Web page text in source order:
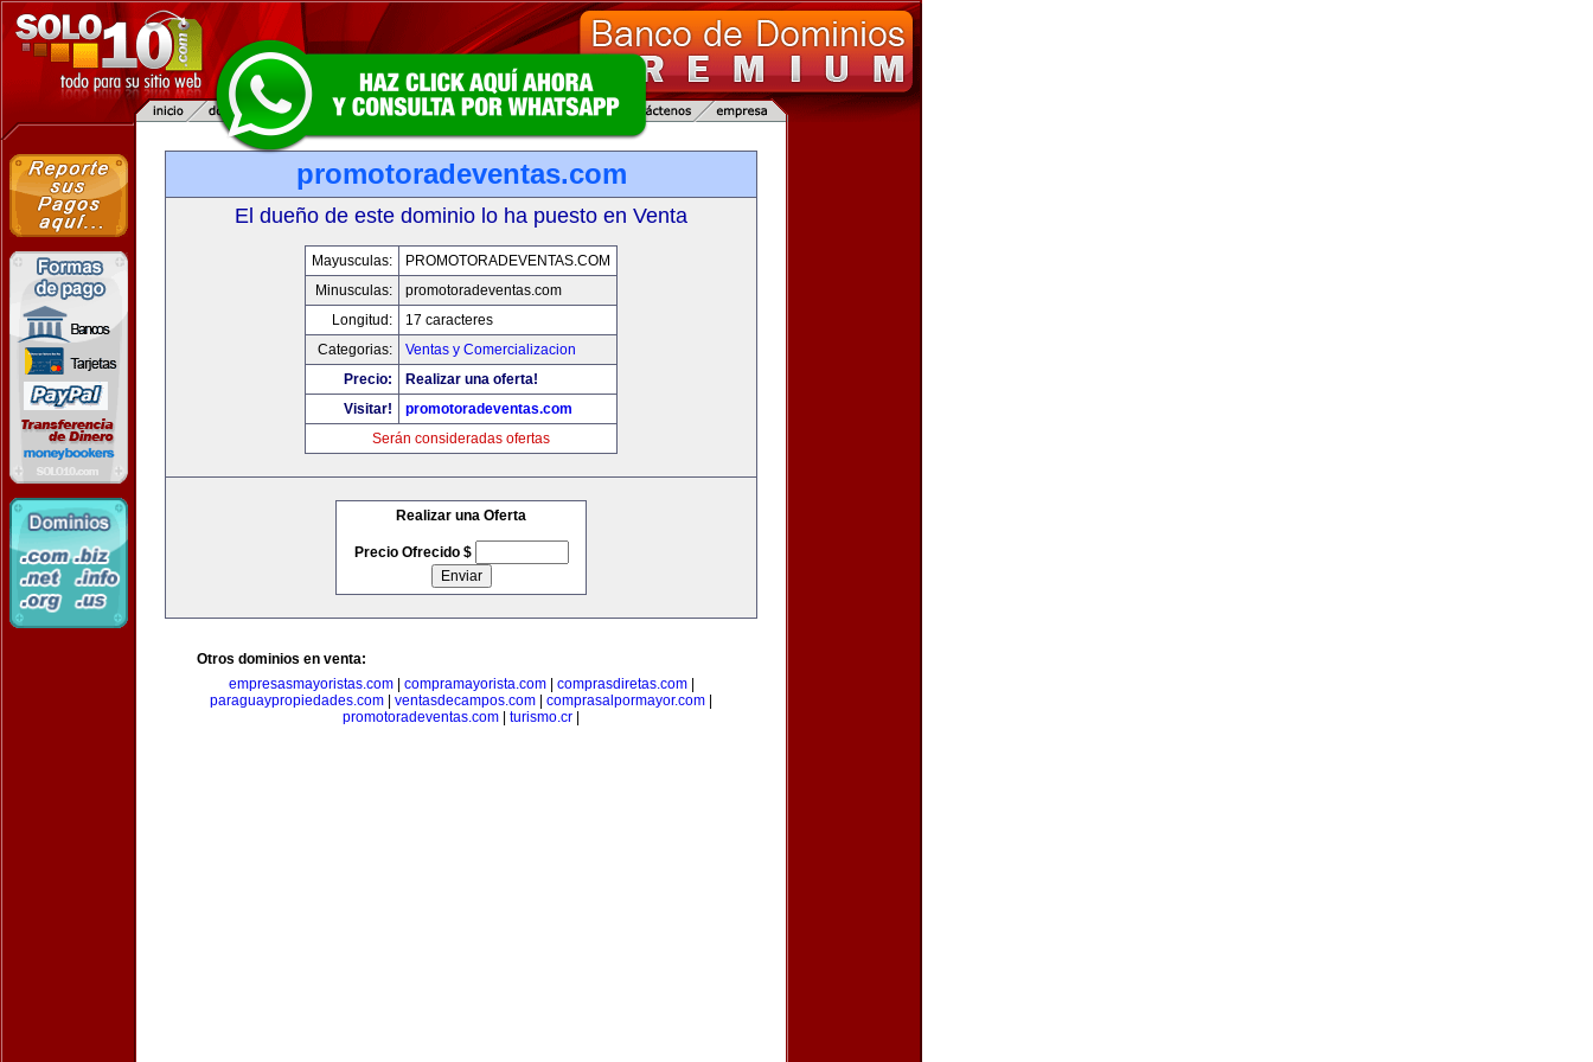
promotoradeventas.com
El dueño de este dominio lo ha puesto en Venta
Mayusculas:
PROMOTORADEVENTAS.COM
Minusculas:
promotoradeventas.com
Longitud:
17 caracteres
Categorias:
Ventas y Comercializacion
Precio:
Realizar una oferta!
Visitar!
promotoradeventas.com
Serán consideradas ofertas
Realizar una Oferta
Precio Ofrecido $
Otros dominios en venta:
empresasmayoristas.com| compramayorista.com| comprasdiretas.com|
paraguaypropiedades.com
ventasdecampos.com comprasalpormayor.com
promotoradeventas.com
turismo.cr